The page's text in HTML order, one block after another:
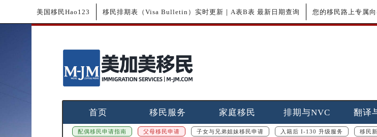
美国移民Hao123 移民排期表（Visa Bulletin）实时更新｜A表B表 最新日期查询 您的移民路上专属
首页 移民服务 家庭移民 排期与NVC 翻译
配偶移民申请指南 父母移民申请 子女与兄弟姐妹移民申请 入籍后 I-130 升级服务 移民